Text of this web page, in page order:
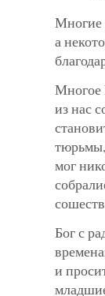
Многие
а
Многое
из нас
мог
Бог с
и